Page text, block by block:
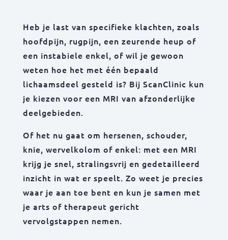
Heb je last van specifieke klachten, zoals
hoofdpijn, rugpijn, een zeurende heup of
een instabiele enkel, of wil je gewoon
weten hoe het met één bepaald
lichaamsdeel gesteld is? Bij ScanClinic kun
je kiezen voor een MRI van afzonderlijke
deelgebieden.
Of het nu gaat om hersenen, schouder,
knie, wervelkolom of enkel: met een MRI
krijg je snel, stralingsvrij en gedetailleerd
inzicht in wat er speelt. Zo weet je precies
waar je aan toe bent en kun je samen met
je arts of therapeut gericht
vervolgstappen nemen.